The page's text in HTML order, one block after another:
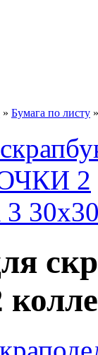
» Бумага по листу